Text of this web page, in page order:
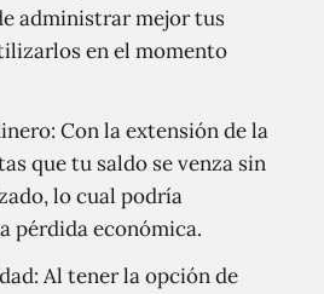
administrar mejor tus
en el momento
Con la extensión de la
que tu saldo se venza sin
lo cual podría
pérdida económica.
Al tener la opción de